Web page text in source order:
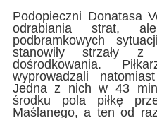
Podopieczni Donatasa
odrabiania strat,
podbramkowych
stanowiły strzały
dośrodkowania.
wyprowadzali
Jedna z nich w 43
środku pola piłkę
Maślanego, a ten od